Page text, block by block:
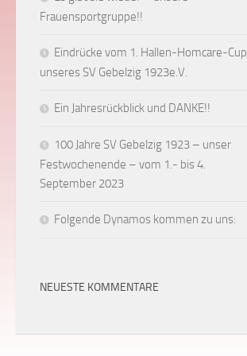
Frauensportgruppe!!
Eindrücke vom 1. Hallen-Homcare-Cup
unseres SV Gebelzig 1923e.V.
Ein Jahresrückblick und DANKE!!
100 Jahre SV Gebelzig 1923 – unser
Festwochenende – vom 1.- bis 4.
September 2023
Folgende Dynamos kommen zu uns:
NEUESTE KOMMENTARE